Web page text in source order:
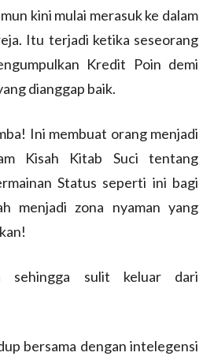
kini mulai merasuk ke dalam
Itu terjadi ketika seseorang
Kredit Poin demi
dianggap baik.
Ini membuat orang menjadi
Kisah Kitab Suci tentang
Status seperti ini bagi
menjadi zona nyaman yang
sehingga sulit keluar dari
bersama dengan intelegensi